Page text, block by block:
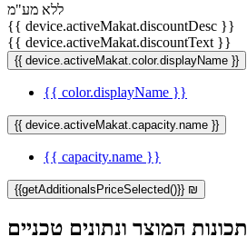
ללא מע"מ
{{ device.activeMakat.discountDesc }}
{{ device.activeMakat.discountText }}
{{ device.activeMakat.color.displayName }}
{{ color.displayName }}
{{ device.activeMakat.capacity.name }}
{{ capacity.name }}
{{getAdditionalsPriceSelected()}} ₪
תכונות המוצר ונתונים טכניים